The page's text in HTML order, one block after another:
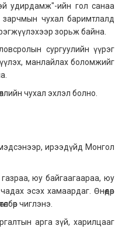
удирдамж"-ийн гол санаа
чухал баримтлалд
зорьж байна.
сургуулийн үүрэг
манлайлах боломжийг
чухал эхлэл болно.
мэдсэнээр, ирээдүйд Монгол
газраа, юу байгаагаараа, юу
эсэх хамаардаг. Өнөөдөр
чиглэнэ.
арга зүй, харилцааг